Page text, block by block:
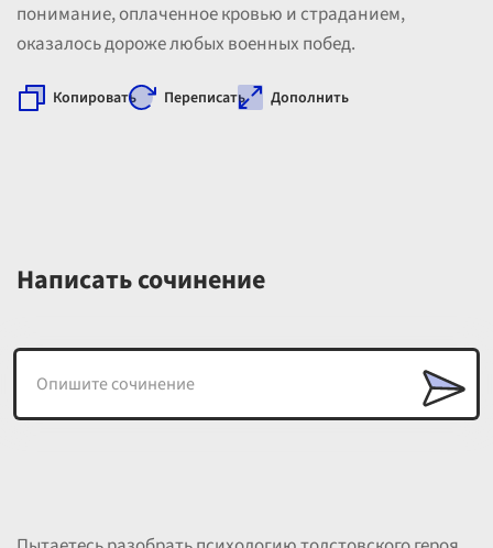
понимание, оплаченное кровью и страданием,
оказалось дороже любых военных побед.
Копировать Переписать Дополнить
Написать сочинение